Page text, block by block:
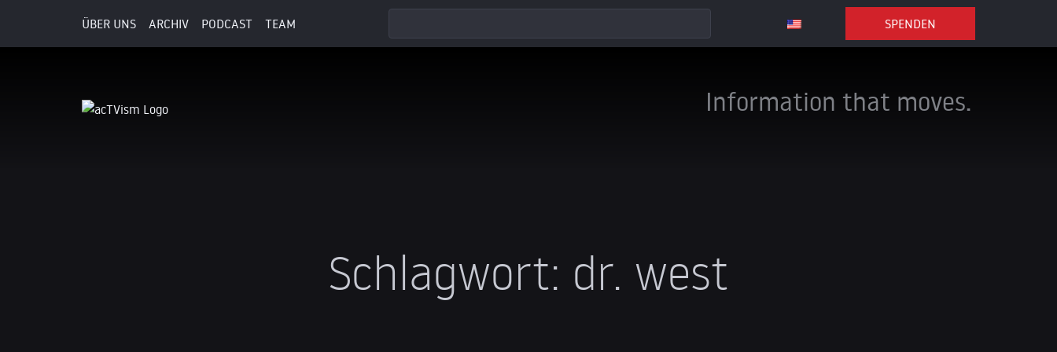
ÜBER UNS ARCHIV PODCAST TEAM SPENDEN
Information that moves.
Schlagwort: dr. west